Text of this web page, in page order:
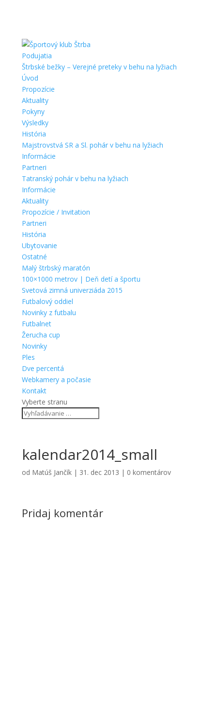
Podujatia
Štrbské bežky – Verejné preteky v behu na lyžiach
Úvod
Propozície
Aktuality
Pokyny
Výsledky
História
Majstrovstvá SR a Sl. pohár v behu na lyžiach
Informácie
Partneri
Tatranský pohár v behu na lyžiach
Informácie
Aktuality
Propozície / Invitation
Partneri
História
Ubytovanie
Ostatné
Malý štrbský maratón
100×1000 metrov | Deň detí a športu
Svetová zimná univerziáda 2015
Futbalový oddiel
Novinky z futbalu
Futbalnet
Žerucha cup
Novinky
Ples
Dve percentá
Webkamery a počasie
Kontakt
Vyberte stranu
kalendar2014_small
od Matúš Jančík| 31. dec 2013 | 0 komentárov
Pridaj komentár